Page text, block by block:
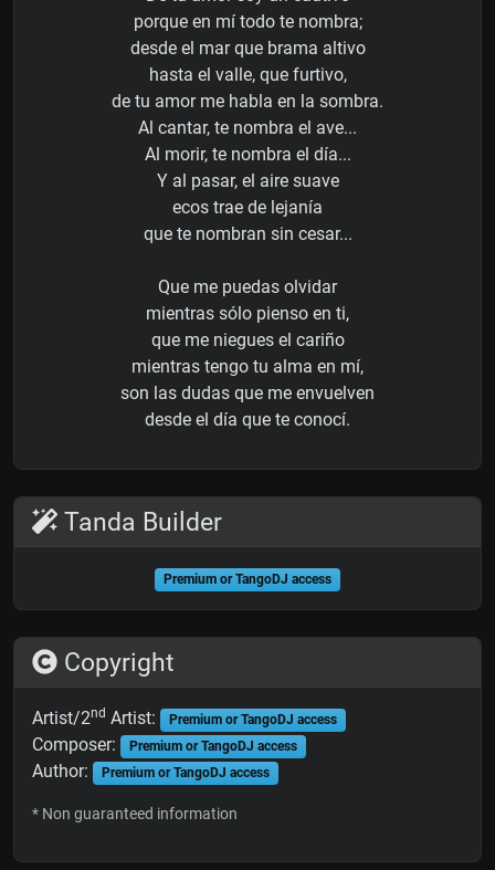
porque en mí todo te nombra;
desde el mar que brama altivo
hasta el valle, que furtivo,
de tu amor me habla en la sombra.
Al cantar, te nombra el ave...
Al morir, te nombra el día...
Y al pasar, el aire suave
ecos trae de lejanía
que te nombran sin cesar...
Que me puedas olvidar
mientras sólo pienso en ti,
que me niegues el cariño
mientras tengo tu alma en mí,
son las dudas que me envuelven
desde el día que te conocí.
Tanda Builder
Premium or TangoDJ access
Copyright
Artist/2nd Artist: Premium or TangoDJ access
Composer: Premium or TangoDJ access
Author: Premium or TangoDJ access
* Non guaranteed information